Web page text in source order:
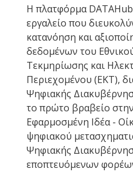
H πλατφόρμα
εργαλείο που
κατανόηση και
δεδομένων του
Τεκμηρίωσης και
Περιεχομένου (ΕΚΤ),
Ψηφιακής
το πρώτο βραβείο
Εφαρμοσμένη Ιδέα -
ψηφιακού
Ψηφιακής
εποπτευόμενων